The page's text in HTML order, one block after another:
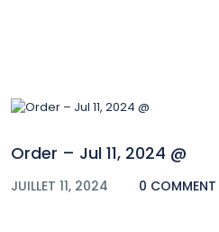
Order – Jul 11, 2024 @
JUILLET 11, 2024 0 COMMENT